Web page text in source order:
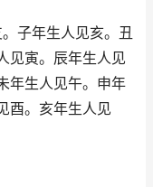
子年生人见亥。丑
见寅。辰年生人见
年生人见午。申年
酉。亥年生人见